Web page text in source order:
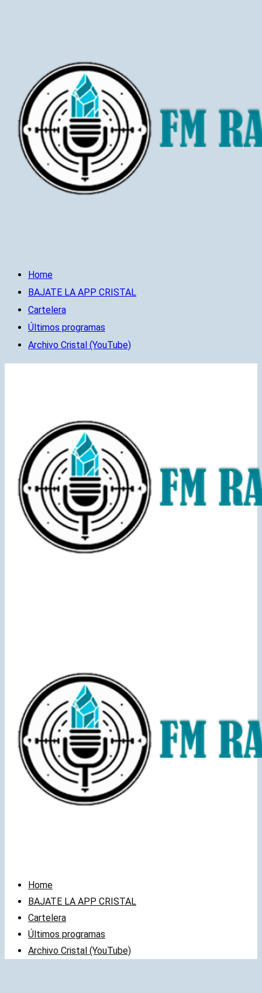
Home
BAJATE LA APP CRISTAL
Cartelera
Últimos programas
Archivo Cristal (YouTube)
Home
BAJATE LA APP CRISTAL
Cartelera
Últimos programas
Archivo Cristal (YouTube)